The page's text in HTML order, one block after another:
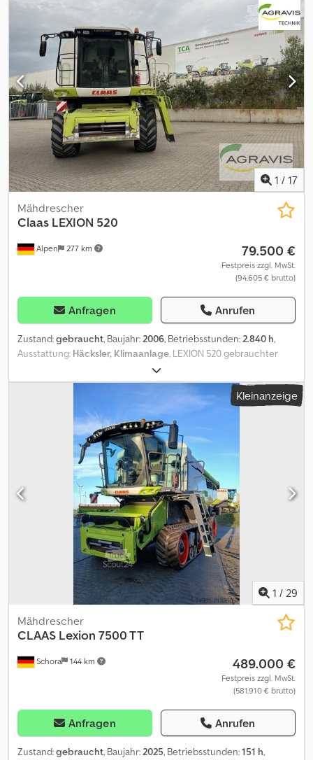
1 / 17
Alpen 277 km
Mähdrescher
Claas LEXION 520
79.500 €
Festpreis zzgl. MwSt.
(94.605 € brutto)
Anfragen Anrufen
Zustand:gebraucht, Baujahr:2006, Betriebsstunden:2.840 h,
Ausstattung: Häcksler, Klimaanlage, LEXION 520 gebrauchter
Claas Mähdrescher Bereifung vorne 650/75 R 32 Bereifung hinten
16.5/85-24 Klimaanlage Strohhäcksler Crodpfx Adsy Su Umjkof
Kleinanzeige
1 / 29
Schora 144 km
Mähdrescher
CLAAS Lexion 7500 TT
489.000 €
Festpreis zzgl. MwSt.
(581.910 € brutto)
Anfragen Anrufen
Zustand:gebraucht, Baujahr:2025, Betriebsstunden:151 h,